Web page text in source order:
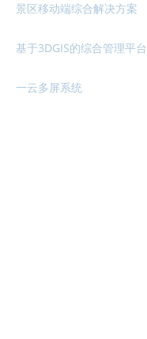
景区移动端综合解决方案
基于3DGIS的综合管理平台
一云多屏系统